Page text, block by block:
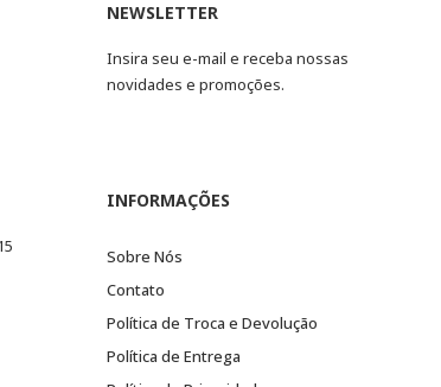
NEWSLETTER
Insira seu e-mail e receba nossas
novidades e promoções.
INFORMAÇÕES
Sobre Nós
Contato
Política de Troca e Devolução
Política de Entrega